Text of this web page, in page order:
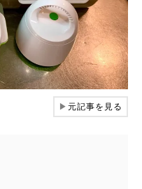
▶元記事を見る